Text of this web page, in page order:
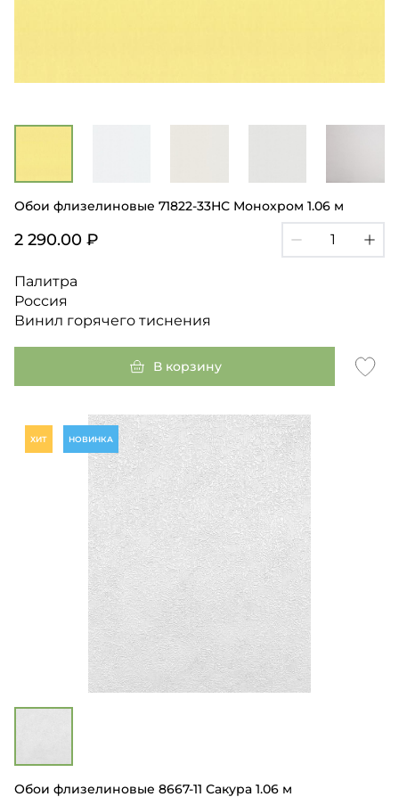
Обои флизелиновые 71822-33НС Монохром 1.06 м
2 290.00 ₽
Палитра
Россия
Винил горячего тиснения
В корзину
ХИТ НОВИНКА
Обои флизелиновые 8667-11 Сакура 1.06 м